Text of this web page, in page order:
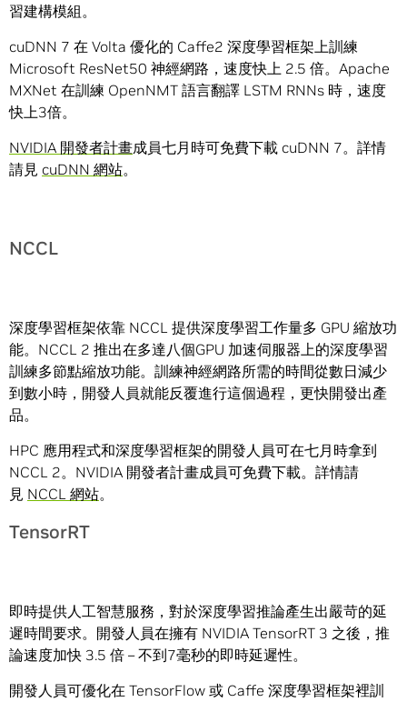
習建構模組。
cuDNN 7 在 Volta 優化的 Caffe2 深度學習框架上訓練
Microsoft ResNet50 神經網路，速度快上 2.5 倍。Apache
MXNet 在訓練 OpenNMT 語言翻譯 LSTM RNNs 時，速度
快上3倍。
NVIDIA 開發者計畫成員七月時可免費下載 cuDNN 7。詳情
請見 cuDNN 網站。
NCCL
深度學習框架依靠 NCCL 提供深度學習工作量多 GPU 縮放功
能。NCCL 2 推出在多達八個GPU 加速伺服器上的深度學習
訓練多節點縮放功能。訓練神經網路所需的時間從數日減少
到數小時，開發人員就能反覆進行這個過程，更快開發出產
品。
HPC 應用程式和深度學習框架的開發人員可在七月時拿到
NCCL 2。NVIDIA 開發者計畫成員可免費下載。詳情請
見 NCCL 網站。
TensorRT
即時提供人工智慧服務，對於深度學習推論產生出嚴苛的延
遲時間要求。開發人員在擁有 NVIDIA TensorRT 3 之後，推
論速度加快 3.5 倍 – 不到7毫秒的即時延遲性。
開發人員可優化在 TensorFlow 或 Caffe 深度學習框架裡訓